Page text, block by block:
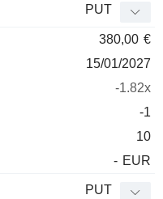
PUT
380,00 €
15/01/2027
-1.82x
-1
10
- EUR
PUT